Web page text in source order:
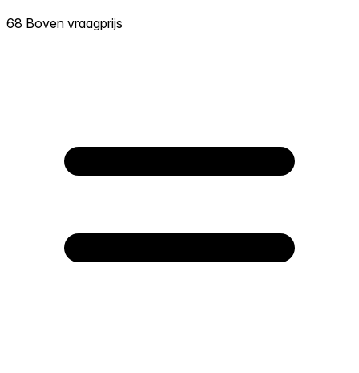
68 Boven vraagprijs